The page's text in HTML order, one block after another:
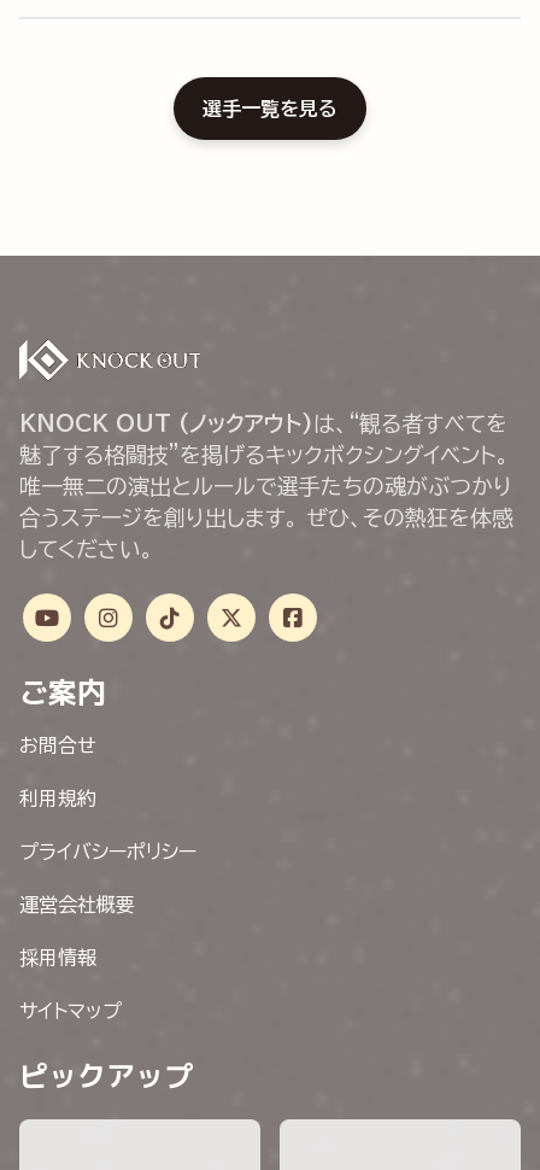
選手一覧を見る
KNOCK OUT (ノックアウト) は、“観る者すべてを
魅了する格闘技”を掲げるキックボクシングイベント。
唯一無二の演出とルールで選手たちの魂がぶつかり
合うステージを創り出します。 ぜひ、その熱狂を体感
してください。
ご案内
お問合せ
利用規約
プライバシーポリシー
運営会社概要
採用情報
サイトマップ
ピックアップ